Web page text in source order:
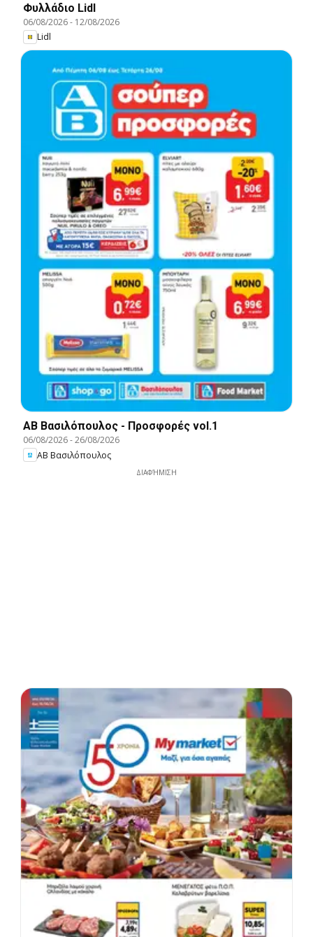
Φυλλάδιο Lidl
06/08/2026- 12/08/2026
Lidl
ΑΒ Βασιλόπουλος - Προσφορές vol.1
06/08/2026-26/08/2026
ΑΒ Βασιλόπουλος
ΔΙΑΦΉΜΙΣΗ